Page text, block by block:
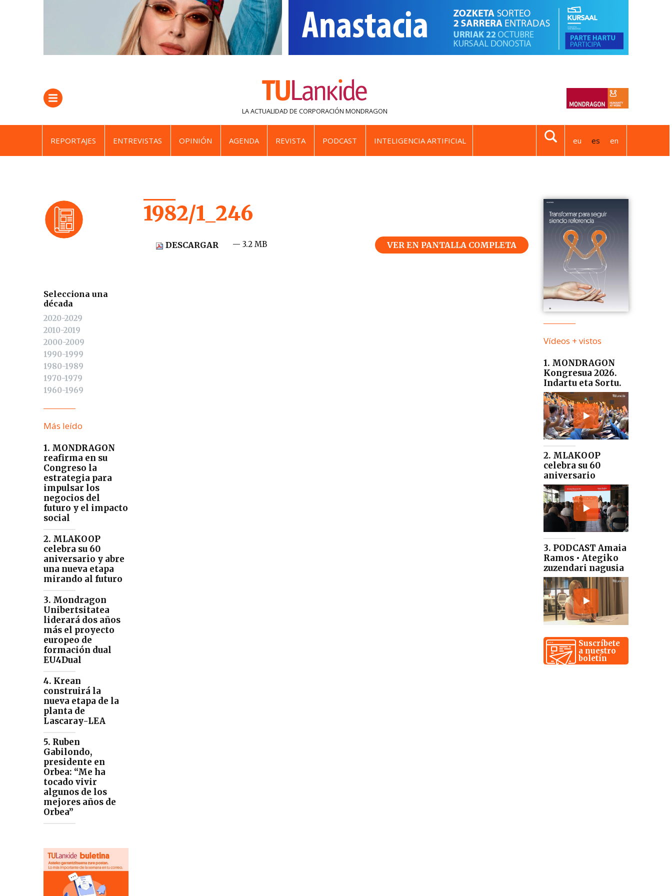
LA ACTUALIDAD DE CORPORACIÓN MONDRAGON
REPORTAJES ENTREVISTAS OPINIÓN AGENDA REVISTA PODCAST INTELIGENCIA ARTIFICIAL eu es en
Selecciona una
década
2020-2029
2010-2019
2000-2009
1990-1999
1980-1989
1970-1979
1960-1969
Más leído
1. MONDRAGON
reafirma en su
Congreso la
estrategia para
impulsar los
negocios del
futuro y el impacto
social
2. MLAKOOP
celebra su 60
aniversario y abre
una nueva etapa
mirando al futuro
3. Mondragon
Unibertsitatea
liderará dos años
más el proyecto
europeo de
formación dual
EU4Dual
4. Krean
construirá la
nueva etapa de la
planta de
Lascaray-LEA
5. Ruben
Gabilondo,
presidente en
Orbea: “Me ha
tocado vivir
algunos de los
mejores años de
Orbea”
1982/1_246
DESCARGAR — 3.2 MB VER EN PANTALLA COMPLETA
Vídeos + vistos
1. MONDRAGON
Kongresua 2026.
Indartu eta Sortu.
2. MLAKOOP
celebra su 60
aniversario
3. PODCAST Amaia
Ramos • Ategiko
zuzendari nagusia
Suscríbete
a nuestro
boletín